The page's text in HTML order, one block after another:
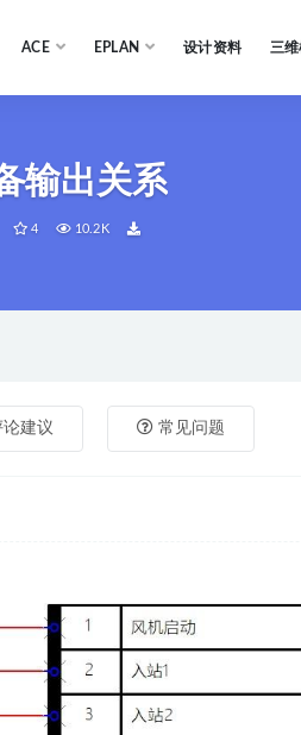
ACE EPLAN 设计资料 三
输出关系
4 10.2K
论建议 常见问题